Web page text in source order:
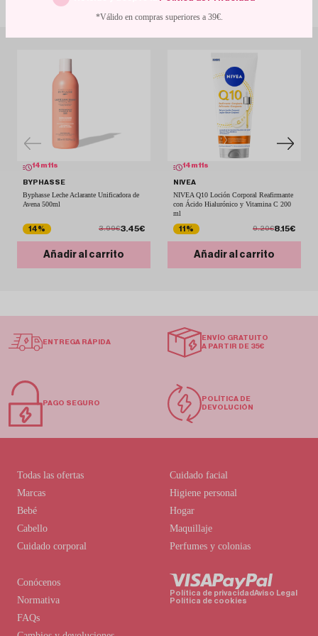
Con descuentos de escándalo
14 m10s
BYPHASSE
Byphasse Leche Aclarante Unificadora de
Avena 500ml
14% 3.99€3.45€
Añadir al carrito
14 m10s
NIVEA
NIVEA Q10 Loción Corporal Reafirmante
con Ácido Hialurónico y Vitamina C 200
ml
11%
9.20€8.15€
Añadir al carrito
ENTREGA RÁPIDA
ENVÍO GRATUITO
A PARTIR DE 35€
PAGO SEGURO
POLÍTICA DE
DEVOLUCIÓN
Conócenos
Normativa
FAQs
Todas las ofertas
Marcas
Bebé
Cabello
Cuidado corporal
Cuidado facial
Higiene personal
Hogar
Maquillaje
Perfumes y colonias
Política de privacidadAviso Legal
Política de cookies
*Válido en compras superiores a 39€.